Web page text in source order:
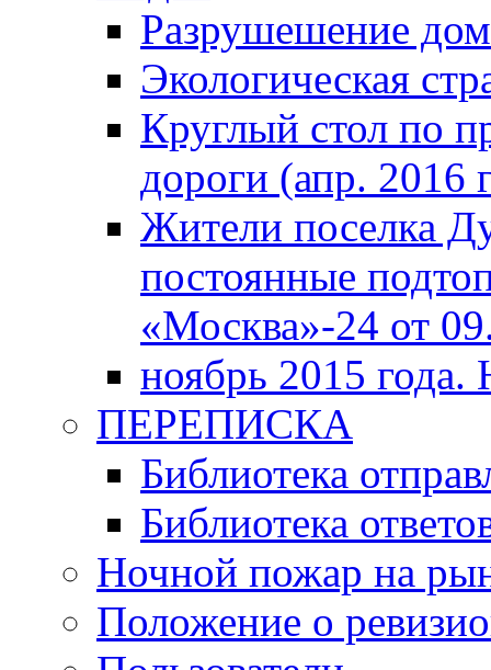
Разрушешение
Экологическая
Круглый стол по
дороги (апр. 2016
Жители поселка
постоянные
«Москва»-24 от
ноябрь 2015
ПЕРЕПИСКА
Библиотека
Библиотека
Ночной пожар на
Положение о